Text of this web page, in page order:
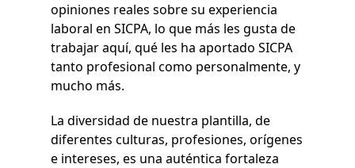
opiniones reales sobre su experiencia
laboral en SICPA, lo que más les gusta de
trabajar aquí, qué les ha aportado SICPA
tanto profesional como personalmente, y
mucho más.
La diversidad de nuestra plantilla, de
diferentes culturas, profesiones, orígenes
e intereses, es una auténtica fortaleza